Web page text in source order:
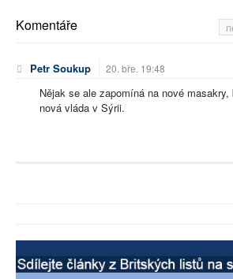
Komentáře
Petr Soukup 20. bře. 19:48
Nějak se ale zapomíná na nové
nová vláda v Sýrii.